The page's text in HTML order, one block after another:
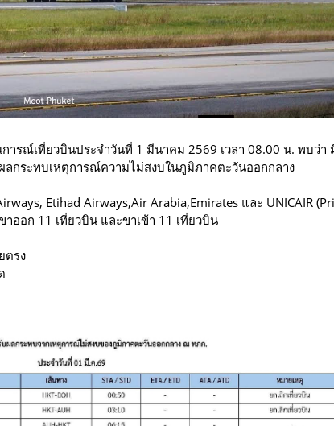
ารณ์เที่ยวบินประจำวันที่ 1 มีนาคม 2569 เวลา 08.00 น. พบว่า
ลกระทบเหตุการณ์ความไม่สงบในภูมิภาคตะวันออกกลาง
Etihad Airways,Air Arabia,Emirates และ UNICAIR
ออก 11 เที่ยวบิน และขาเข้า 11 เที่ยวบิน
ตรง